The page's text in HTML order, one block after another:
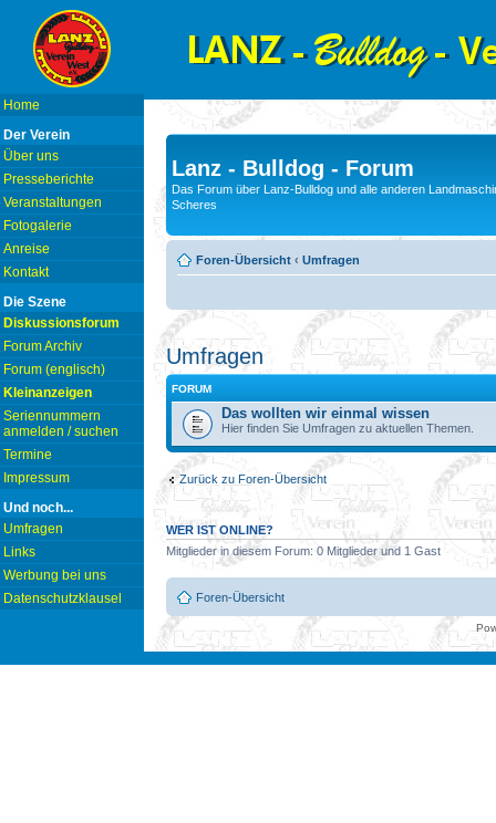
Home
Der Verein
Über uns
Presseberichte
Veranstaltungen
Fotogalerie
Anreise
Kontakt
Die Szene
Diskussionsforum
Forum Archiv
Forum (englisch)
Kleinanzeigen
Seriennummern
anmelden / suchen
Termine
Impressum
Und noch...
Umfragen
Links
Werbung bei uns
Datenschutzklausel
Lanz - Bulldog - Forum
Das Forum über Lanz-Bulldog und alle anderen
Scheres
Foren-Übersicht ‹ Umfragen
Umfragen
FORUM
Das wollten wir einmal wissen
Hier finden Sie Umfragen zu aktuellen Themen.
Zurück zu Foren-Übersicht
WER IST ONLINE?
Mitglieder in diesem Forum: 0 Mitglieder und 1 Gast
Foren-Übersicht